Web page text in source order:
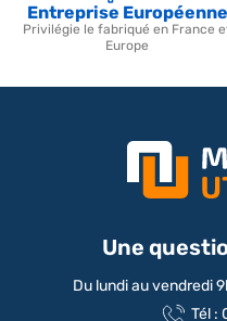
Entreprise Européenne
Privilégie le fabriqué en France
Europe
Une
Du lundi au vendredi
Tél :